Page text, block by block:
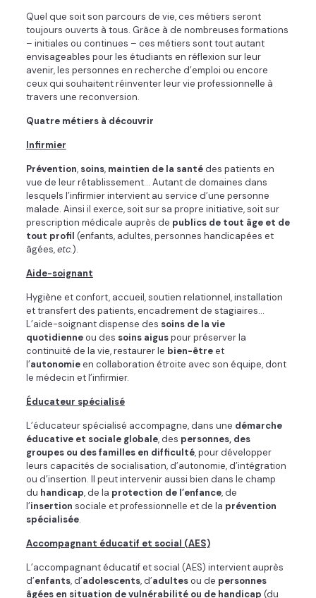
Quel que soit son parcours de vie, ces métiers seront
toujours ouverts à tous. Grâce à de nombreuses formations
– initiales ou continues – ces métiers sont tout autant
envisageables pour les étudiants en réflexion sur leur
avenir, les personnes en recherche d’emploi ou encore
ceux qui souhaitent réinventer leur vie professionnelle à
travers une reconversion.
Quatre métiers à découvrir
Infirmier
Prévention, soins, maintien de la santédes patients en
vue de leur rétablissement… Autant de domaines dans
lesquels l’infirmier intervient au service d’une personne
malade. Ainsi il exerce, soit sur sa propre initiative, soit sur
prescription médicale auprès de publics de tout âge et de
tout profil (enfants, adultes, personnes handicapées et
âgées,etc.).
Aide-soignant
Hygiène et confort, accueil, soutien relationnel, installation
et transfert des patients, encadrement de stagiaires…
L’aide-soignant dispense des soins de la vie
quotidienneou des soins aiguspour préserver la
continuité de la vie, restaurer le bien-êtreet
l’autonomieen collaboration étroite avec son équipe, dont
le médecin et l’infirmier.
Éducateur spécialisé
L’éducateur spécialisé accompagne, dans une démarche
éducative et sociale globale, des personnes, des
groupes ou des familles en difficulté, pour développer
leurs capacités de socialisation, d’autonomie, d’intégration
ou d’insertion. Il peut intervenir aussi bien dans le champ
du handicap, de la protection de l’enfance, de
l’insertion sociale et professionnelle et de la prévention
spécialisée.
Accompagnant éducatif et social (AES)
L’accompagnant éducatif et social (AES) intervient auprès
d’enfants, d’adolescents, d’adultesou de personnes
âgées en situation de vulnérabilité ou de handicap (du